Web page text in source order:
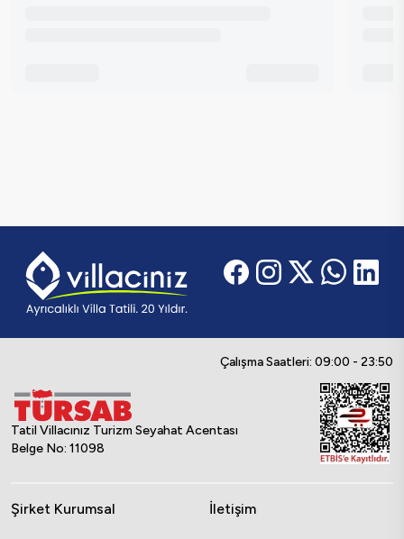
Çalışma Saatleri: 09:00 - 23:50
Tatil Villacınız Turizm Seyahat Acentası
Belge No: 11098
Şirket Kurumsal İletişim